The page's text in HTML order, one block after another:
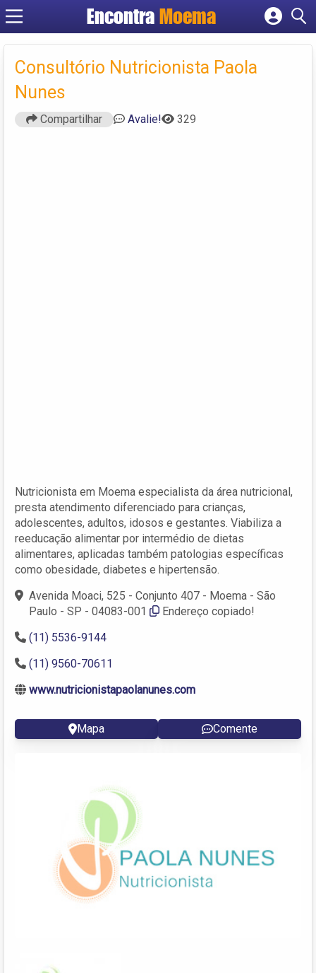
Encontra Moema
Criar conta
Consultório Nutricionista Paola
Nunes
Compartilhar Avalie! 329
Nutricionista em Moema especialista da área nutricional,
presta atendimento diferenciado para crianças,
adolescentes, adultos, idosos e gestantes. Viabiliza a
reeducação alimentar por intermédio de dietas
alimentares, aplicadas também patologias específicas
como obesidade, diabetes e hipertensão.
Avenida Moaci, 525 - Conjunto 407 - Moema - São
Paulo - SP - 04083-001
Endereço copiado!
(11) 5536-9144
(11) 9560-70611
www.nutricionistapaolanunes.com
Mapa Comente